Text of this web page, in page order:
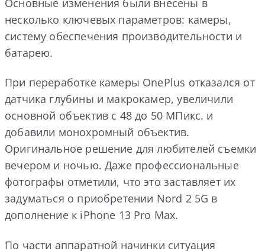
несколько ключевых параметров: камеры,
систему обеспечения производительности и
батарею.
При переработке камеры OnePlus отказался от
датчика глубины и макрокамер, увеличили
основной объектив с 48 до 50 МПикс. и
добавили монохромный объектив.
Оригинальное решение для любителей съемки
вечером и ночью. Даже профессиональные
фотографы отметили, что это заставляет их
задуматься о приобретении Nord 2 5G в
дополнение к iPhone 13 Pro Max.
По части аппаратной начинки ситуация